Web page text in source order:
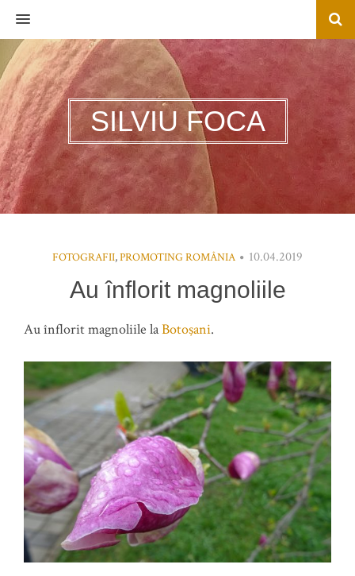
MENU
SILVIU FOCA
FOTOGRAFII,PROMOTING ROMÂNIA 10.04.2019
Au înflorit magnoliile
Au înflorit magnoliile laBotoşani.